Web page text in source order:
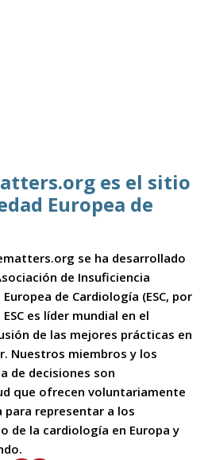
es el sitio
Europea de
se ha desarrollado
de Insuficiencia
de Cardiología (ESC, por
es líder mundial en el
de las mejores prácticas en
Nuestros miembros y los
de decisiones son
que ofrecen voluntariamente
para representar a los
de la cardiología en Europa y